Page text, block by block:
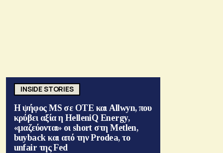
INSIDE STORIES
Η ψήφος MS σε ΟΤΕ και Allwyn, που
κρύβει αξία η HelleniQ Energy,
«μαζεύονται» οι short στη Metlen,
buyback και από την Prodea, το
unfair της Fed